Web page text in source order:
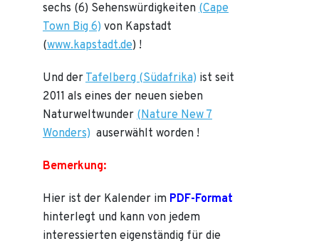
sechs (6) Sehenswürdigkeiten (Cape
Town Big 6) von Kapstadt
(www.kapstadt.de) !
Und der Tafelberg (Südafrika) ist seit
2011 als eines der neuen sieben
Naturweltwunder (Nature New 7
Wonders) auserwählt worden !
Bemerkung:
Hier ist der Kalender im PDF-Format
hinterlegt und kann von jedem
interessierten eigenständig für die